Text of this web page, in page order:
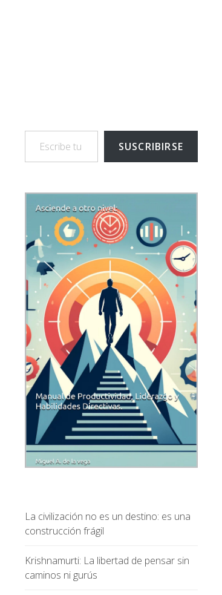
Escribe tu correo electrónico…
SUSCRIBIRSE
La civilización no es un destino: es una
construcción frágil
Krishnamurti: La libertad de pensar sin
caminos ni gurús